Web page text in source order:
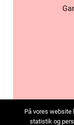
På vores website
statistik og